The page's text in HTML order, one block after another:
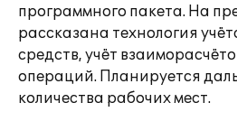
программного пакета. На
рассказана технология
средств, учёт
операций. Планируется
количества рабочих мест.